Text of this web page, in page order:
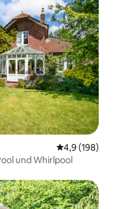
4,9 (198)
und Whirlpool